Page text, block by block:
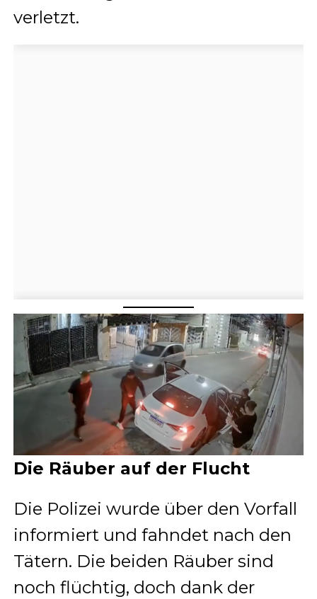
verletzt.
Die Räuber auf der Flucht
Die Polizei wurde über den Vorfall
informiert und fahndet nach den
Tätern. Die beiden Räuber sind
noch flüchtig, doch dank der